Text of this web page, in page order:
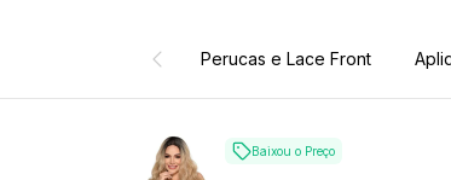
Perucas e Lace Front
Baixou o Preço